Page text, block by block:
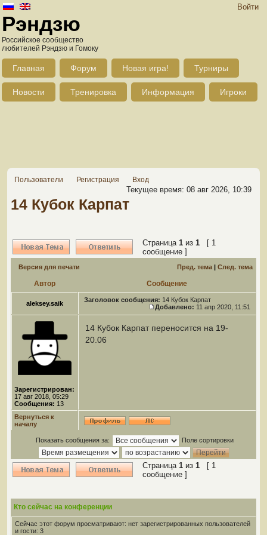
Войти
Рэндзю
Российское сообщество
любителей Рэндзю и Гомоку
Главная Форум Новая игра! Турниры
Новости Тренировка Информация Игроки
Пользователи Регистрация Вход
Текущее время: 08 авг 2026, 10:39
14 Кубок Карпат
Страница 1 из 1 [ 1
сообщение ]
Версия для печати Пред. тема | След. тема
Автор Сообщение
aleksey.saik Заголовок сообщения: 14 Кубок Карпат
Добавлено: 11 апр 2020, 11:51
Зарегистрирован:
17 авг 2018, 05:29
Сообщения: 13
14 Кубок Карпат переносится на 19-
20.06
Вернуться к
началу
Показать сообщения за: Поле сортировки
Страница 1 из 1 [ 1
сообщение ]
Кто сейчас на конференции
Сейчас этот форум просматривают: нет зарегистрированных пользователей
и гости: 3